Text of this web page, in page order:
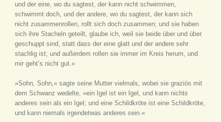
und der eine, wo du sagtest, der kann nicht schwimmen,
schwimmt doch, und der andere, wo du sagtest, der kann sich
nicht zusammenrollen, rollt sich doch zusammen; und sie haben
sich ihre Stacheln geteilt, glaube ich, weil sie beide über und über
geschuppt sind, statt dass der eine glatt und der andere sehr
stachlig ist; und außerdem rollen sie immer im Kreis herum, und
mir geht’s nicht gut.«
»Sohn, Sohn,« sagte seine Mutter vielmals, wobei sie graziös mit
dem Schwanz wedelte, »ein Igel ist ein Igel, und kann nichts
anderes sein als ein Igel; und eine Schildkröte ist eine Schildkröte,
und kann niemals irgendetwas anderes sein.«